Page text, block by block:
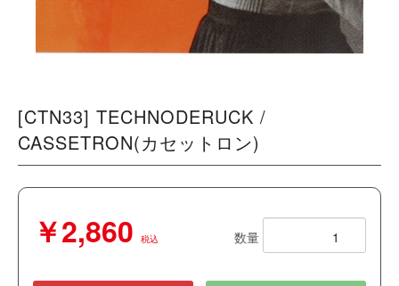
[CTN33] TECHNODERUCK /
CASSETRON(カセットロン)
￥2,860 税込 数量